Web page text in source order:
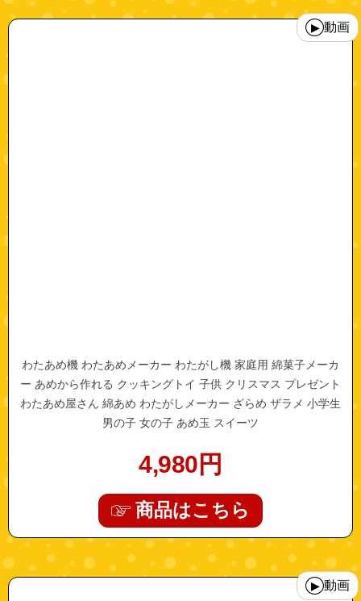
"a0225"
▶ 動画
わたあめ機 わたあめメーカー わたがし機 家庭用 綿菓子メーカ
ー あめから作れる クッキングトイ 子供 クリスマス プレゼント
わたあめ屋さん 綿あめ わたがしメーカー ざらめ ザラメ 小学生
男の子 女の子 あめ玉 スイーツ
4,980 円
商品はこちら
"a0591"
▶ 動画